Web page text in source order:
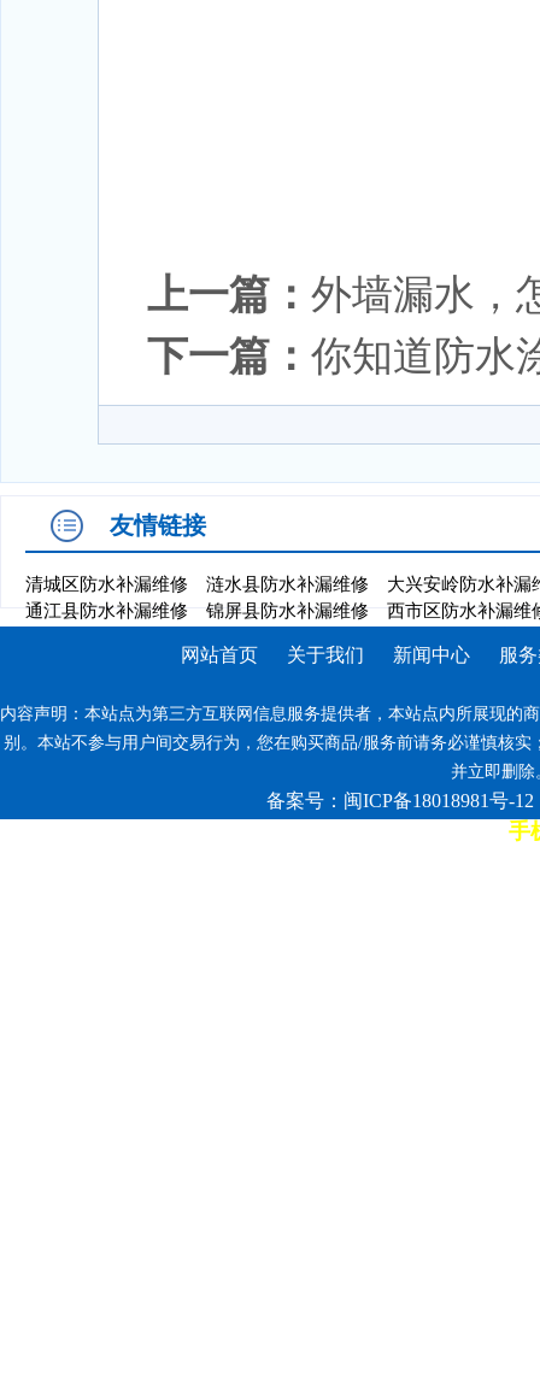
上一篇： 外墙漏水，
下一篇： 你知道防水
友情链接
清城区防水补漏维修 涟水县防水补漏维修
大兴安岭防水补漏
通江县防水补漏维修
锦屏县防水补漏维修 西市区防水补漏维
网站首页 关于我们 新闻中心 服
内容声明：本站点为第三方互联网信息服务提供者，本站点内所展现的
别。本站不参与用户间交易行为，您在购买商品/服务前请务必谨慎核
并立即删除
备案号：闽ICP备18018981号-12
7*12小时客服热线: 康师傅手